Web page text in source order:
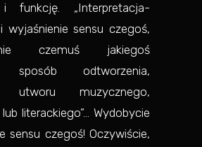
i funkcję. „Interpretacja-
wyjaśnienie sensu czegoś,
czemuś jakiegoś
sposób odtworzenia,
utworu muzycznego,
literackiego”… Wydobycie
sensu czegoś! Oczywiście,